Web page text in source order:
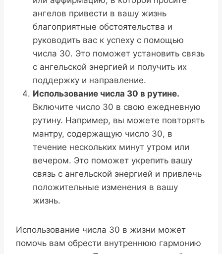
ангелов привести в вашу жизнь
благоприятные обстоятельства и
руководить вас к успеху с помощью
числа 30. Это поможет установить связь
с ангельской энергией и получить их
поддержку и направление.
Использование числа 30 в рутине.
Включите число 30 в свою ежедневную
рутину. Например, вы можете повторять
мантру, содержащую число 30, в
течение нескольких минут утром или
вечером. Это поможет укрепить вашу
связь с ангельской энергией и привлечь
положительные изменения в вашу
жизнь.
Использование числа 30 в жизни может
помочь вам обрести внутреннюю гармонию